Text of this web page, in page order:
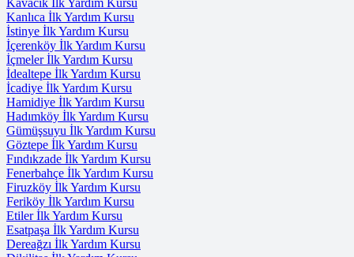
Kavacık İlk Yardım Kursu
Kanlıca İlk Yardım Kursu
İstinye İlk Yardım Kursu
İçerenköy İlk Yardım Kursu
İçmeler İlk Yardım Kursu
İdealtepe İlk Yardım Kursu
İcadiye İlk Yardım Kursu
Hamidiye İlk Yardım Kursu
Hadımköy İlk Yardım Kursu
Gümüşsuyu İlk Yardım Kursu
Göztepe İlk Yardım Kursu
Fındıkzade İlk Yardım Kursu
Fenerbahçe İlk Yardım Kursu
Firuzköy İlk Yardım Kursu
Feriköy İlk Yardım Kursu
Etiler İlk Yardım Kursu
Esatpaşa İlk Yardım Kursu
Dereağzı İlk Yardım Kursu